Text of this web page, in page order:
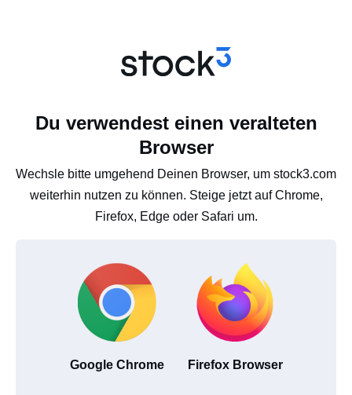
Du verwendest einen veralteten
Browser
Wechsle bitte umgehend Deinen Browser, um stock3.com
weiterhin nutzen zu können. Steige jetzt auf Chrome,
Firefox, Edge oder Safari um.
Google Chrome Firefox Browser